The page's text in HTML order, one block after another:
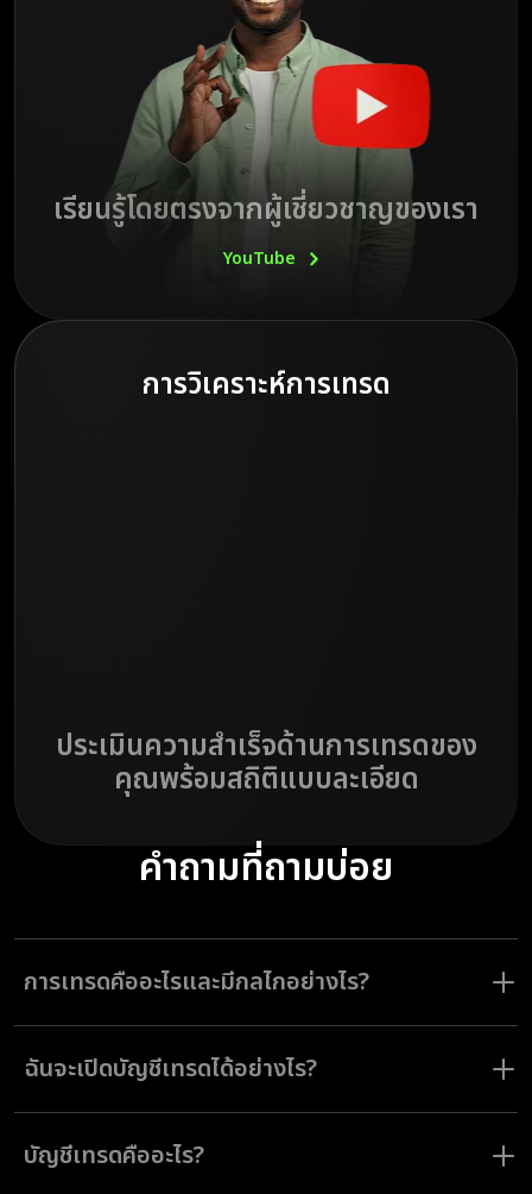
เรียนรู้โดยตรงจากผู้เชี่ยวชาญของเรา
YouTube
การวิเคราะห์การเทรด
ประเมินความสำเร็จด้านการเทรดของ
คุณพร้อมสถิติแบบละเอียด
คำถามที่ถามบ่อย
การเทรดคืออะไรและมีกลไกอย่างไร?
โดยทั่วไป การเทรดเกี่ยวข้องกับการซื้อและขายสินทรัพย์โดยมีเป้าหมายเพื่อ
สร้างรายได้จากความผันผวนของราคา ใน Olymptrade สามารถทำได้โดยการ
เปิดคำสั่งเทรดและปิดการเทรดสินทรัพย์ต่าง ๆ ด้วยหนึ่งในโหมดการเทรด 3
ฉันจะเปิดบัญชีเทรดได้อย่างไร?
ในการเปิดบัญชีเทรด คุณเพียงแค่ต้องลงทะเบียนใน Olymptrade และยืนยัน
โปรไฟล์ของคุณ
บัญชีเทรดคืออะไร?